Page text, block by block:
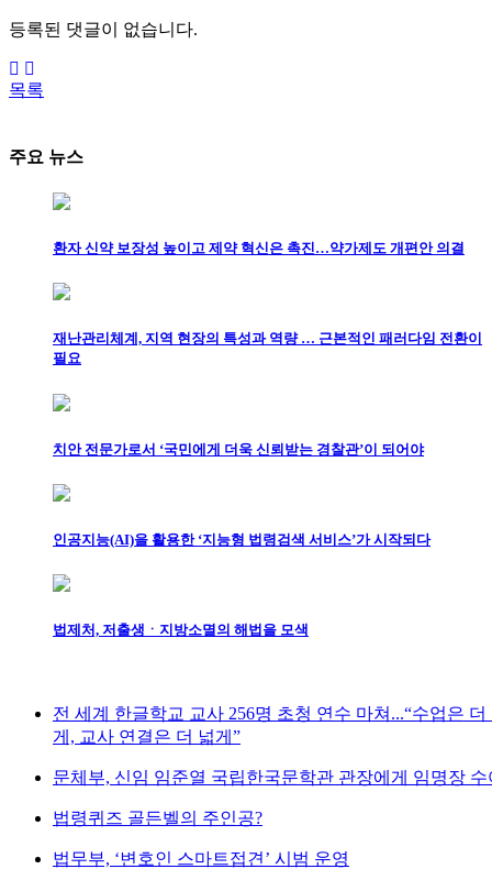
등록된 댓글이 없습니다.
목록
주요 뉴스
환자 신약 보장성 높이고 제약 혁신은 촉진…약가제도 개편안 의결
재난관리체계, 지역 현장의 특성과 역량 … 근본적인 패러다임 전환이
필요
치안 전문가로서 ‘국민에게 더욱 신뢰받는 경찰관’이 되어야
인공지능(AI)을 활용한 ‘지능형 법령검색 서비스’가 시작되다
법제처, 저출생ㆍ지방소멸의 해법을 모색
전 세계 한글학교 교사 256명 초청 연수 마쳐...“수업은 더
게, 교사 연결은 더 넓게”
문체부, 신임 임준열 국립한국문학관 관장에게 임명장 수
법령퀴즈 골든벨의 주인공?
법무부, ‘변호인 스마트접견’ 시범 운영